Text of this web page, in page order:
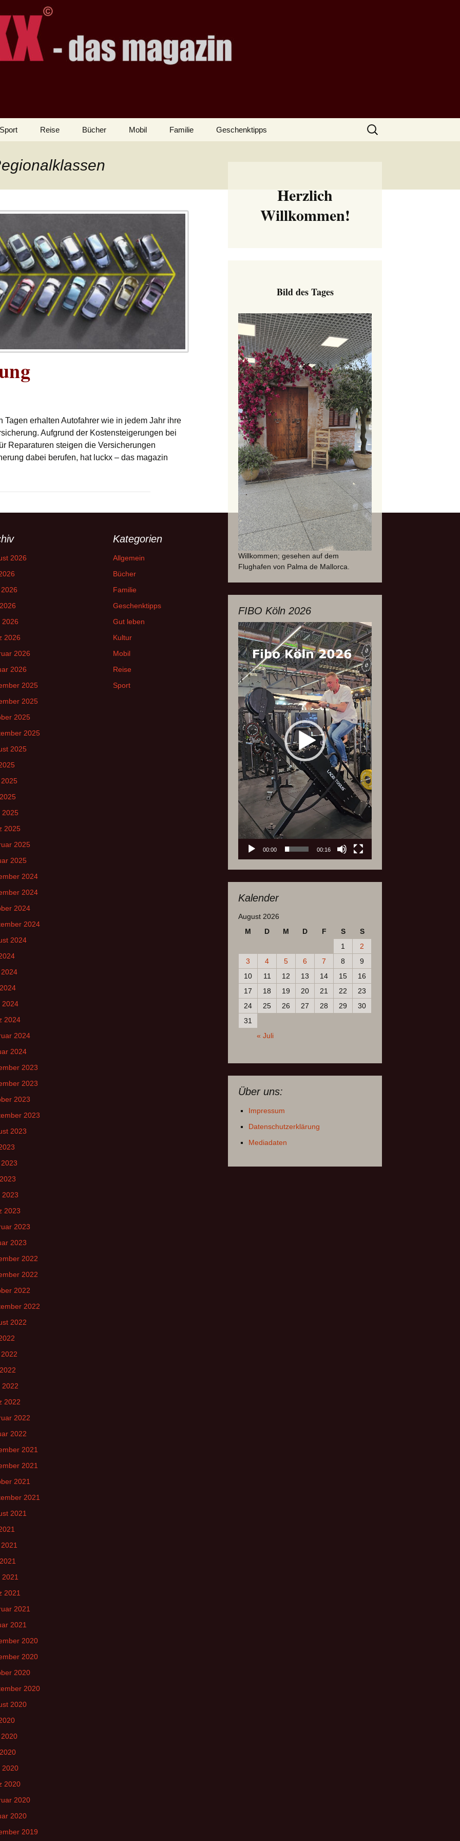
Sport Reise Bücher Mobil Familie Geschenktipps
Suchen
nach:
Tagen erhalten Autofahrer wie in jedem Jahr ihre
Aufgrund der Kostensteigerungen bei
Reparaturen steigen die Versicherungen
dabei berufen, hat luckx – das magazin
Herzlich
Willkommen!
Bild des Tages
Willkommen; gesehen auf dem
Flughafen von Palma de Mallorca.
FIBO Köln 2026
Video-
Player
00:00 00:16
Kalender
August 2026
M
D M D F S
S
1
2
3
4 5 6 7 8
9
10
11 12 13 14 15
16
17
18 19 20 21 22
23
24
25 26 27 28 29
30
31
« Juli
Über uns:
Impressum
Datenschutzerklärung
Mediadaten
2026
2026
2026
2026
2026
2025
2025
2025
2025
2025
2025
2025
2025
2025
2024
2024
2024
2024
2024
2024
2024
2024
2024
2023
2023
2023
2023
2023
2023
2023
2023
2023
2022
2022
2022
2022
2022
2022
2022
2022
2022
2021
2021
2021
2021
2021
2021
2021
2021
2020
2020
2020
2020
2020
2020
2020
2020
2020
2019
Kategorien
Allgemein
Bücher
Familie
Geschenktipps
Gut leben
Kultur
Mobil
Reise
Sport